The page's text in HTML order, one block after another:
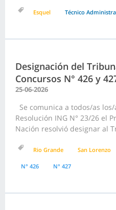
Esquel Técnico
Designación del
Concursos N° 426 y
25-06-2026
Se comunica a todos/as
Resolución ING N° 23/26 el
Nación resolvió designar al
Rio Grande San Lorenzo
N° 426 N° 427